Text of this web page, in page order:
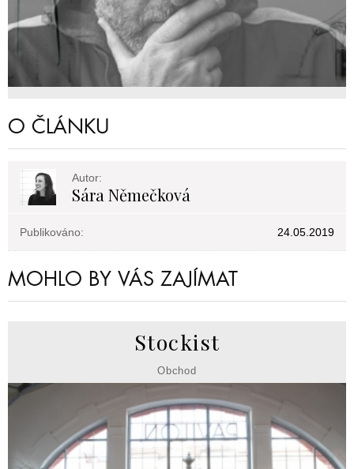
O ČLÁNKU
Autor:
Sára Němečková
Publikováno: 24.05.2019
MOHLO BY VÁS ZAJÍMAT
Stockist
Obchod